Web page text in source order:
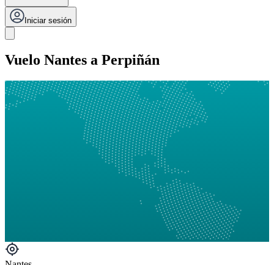
Iniciar sesión
Vuelo Nantes a Perpiñán